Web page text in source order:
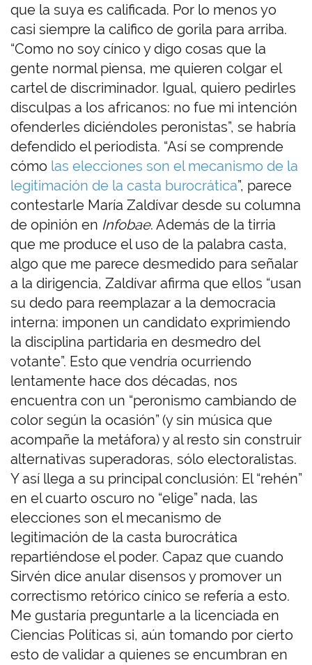
que la suya es calificada. Por lo menos yo
casi siempre la califico de gorila para arriba.
“Como no soy cínico y digo cosas que la
gente normal piensa, me quieren colgar el
cartel de discriminador. Igual, quiero pedirles
disculpas a los africanos: no fue mi intención
ofenderles diciéndoles peronistas”, se habría
defendido el periodista. “Así se comprende
cómo las elecciones son el mecanismo de la
legitimación de la casta burocrática”, parece
contestarle María Zaldívar desde su columna
de opinión en Infobae. Además de la tirria
que me produce el uso de la palabra casta,
algo que me parece desmedido para señalar
a la dirigencia, Zaldívar afirma que ellos “usan
su dedo para reemplazar a la democracia
interna: imponen un candidato exprimiendo
la disciplina partidaria en desmedro del
votante”. Esto que vendría ocurriendo
lentamente hace dos décadas, nos
encuentra con un “peronismo cambiando de
color según la ocasión” (y sin música que
acompañe la metáfora) y al resto sin construir
alternativas superadoras, sólo electoralistas.
Y así llega a su principal conclusión: El “rehén”
en el cuarto oscuro no “elige” nada, las
elecciones son el mecanismo de
legitimación de la casta burocrática
repartiéndose el poder. Capaz que cuando
Sirvén dice anular disensos y promover un
correctismo retórico cínico se refería a esto.
Me gustaría preguntarle a la licenciada en
Ciencias Políticas si, aún tomando por cierto
esto de validar a quienes se encumbran en